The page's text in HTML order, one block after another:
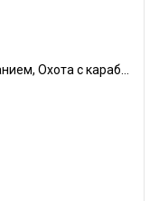
Охота с луком, Охота подманиванием, Охота с карабином, Охота с подхода